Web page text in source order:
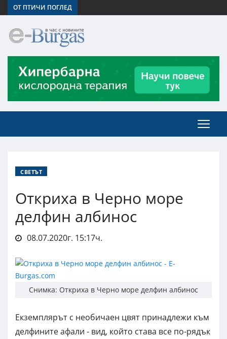
ОТ ПТИЧИ ПОГЛЕД
СВЕТЪТ
Откриха в Черно море
делфин албинос
08.07.2020г. 15:17ч.
Снимка: Откриха в Черно море делфин албинос
Екземплярът с необичаен цвят принадлежи към
делфините афали - вид, който става все по-рядък